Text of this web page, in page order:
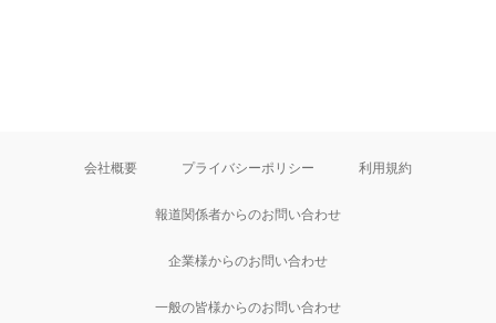
会社概要 プライバシーポリシー 利用規約
報道関係者からのお問い合わせ
企業様からのお問い合わせ
一般の皆様からのお問い合わせ